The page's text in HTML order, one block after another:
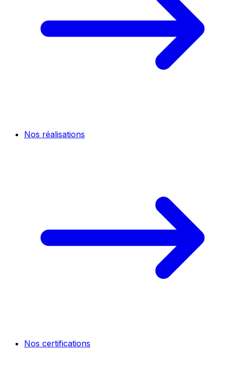
Nos réalisations
Nos certifications